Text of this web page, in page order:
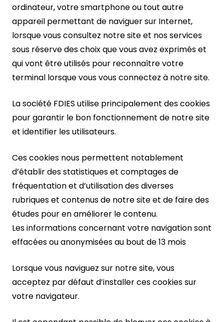
ordinateur, votre smartphone ou tout autre
appareil permettant de naviguer sur Internet,
lorsque vous consultez notre site et nos services
sous réserve des choix que vous avez exprimés et
qui vont être utilisés pour reconnaître votre
terminal lorsque vous vous connectez à notre site.
La société FDIES utilise principalement des cookies
pour garantir le bon fonctionnement de notre site
et identifier les utilisateurs.
Ces cookies nous permettent notablement
d’établir des statistiques et comptages de
fréquentation et d’utilisation des diverses
rubriques et contenus de notre site et de faire des
études pour en améliorer le contenu.
Les informations concernant votre navigation sont
effacées ou anonymisées au bout de 13 mois
Lorsque vous naviguez sur notre site, vous
acceptez par défaut d’installer ces cookies sur
votre navigateur.